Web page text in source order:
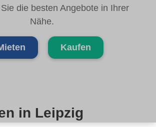
die besten Angebote in Ihrer
Nähe.
Kaufen
in Leipzig